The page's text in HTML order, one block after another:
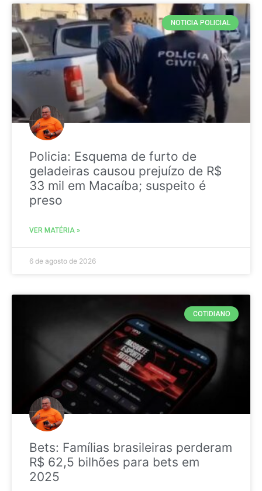
NOTICIA POLICIAL
Policia: Esquema de furto de
geladeiras causou prejuízo de R$
33 mil em Macaíba; suspeito é
preso
VER MATÉRIA »
6 de agosto de 2026
COTIDIANO
Bets: Famílias brasileiras perderam
R$ 62,5 bilhões para bets em
2025